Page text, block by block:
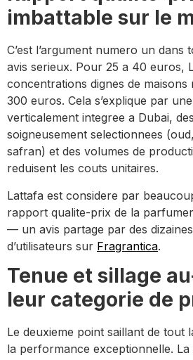
imbattable sur le
C’est l’argument numero un
avis serieux. Pour 25 a 40 euros,
concentrations dignes de maisons
300 euros. Cela s’explique par
verticalement integree a Dubai,
soigneusement selectionnees
safran) et des volumes de
reduisent les couts unitaires.
Lattafa est considere par
rapport qualite-prix de la
— un avis partage par des
d’utilisateurs sur Fragrantica.
Tenue et sillage
leur categorie de
Le deuxieme point saillant de tout
la performance exceptionnelle.